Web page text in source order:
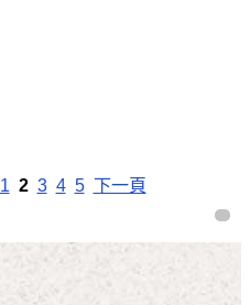
1 2 3 4 5 下一頁